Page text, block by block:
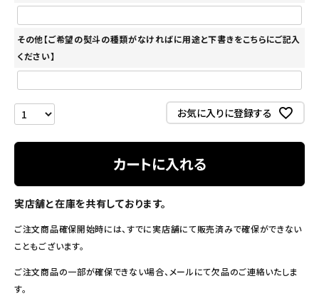
その他【ご希望の熨斗の種類がなければに用途と下書きをこちらにご記入
ください】
お気に入りに登録する
カートに入れる
実店舗と在庫を共有しております。
ご注文商品確保開始時には、すでに実店舗にて販売済みで確保ができない
こともございます。
ご注文商品の一部が確保できない場合、メールにて欠品のご連絡いたしま
す。